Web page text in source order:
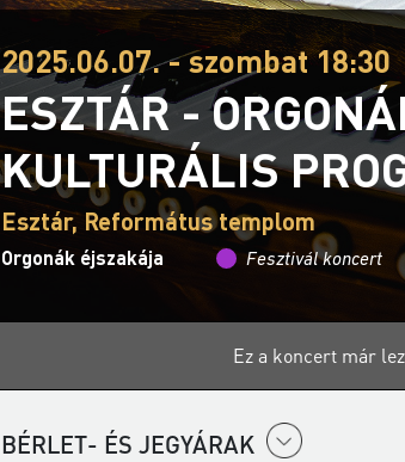
2025.06.07. - szombat 18:30
ESZTÁR -
KULTURÁLIS
Esztár, Református templom
Orgonák éjszakája Fesztivál koncert
Ez a koncert már
BÉRLET- ÉS JEGYÁRAK